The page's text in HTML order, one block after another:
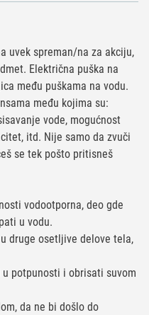
uvek spreman/na za akciju,
Električna puška na
među puškama na vodu.
među kojima su:
vode, mogućnost
itd. Nije samo da zvuči
se tek pošto pritisneš
vodootporna, deo gde
u vodu.
druge osetljive delove tela,
potpunosti i obrisati suvom
da ne bi došlo do